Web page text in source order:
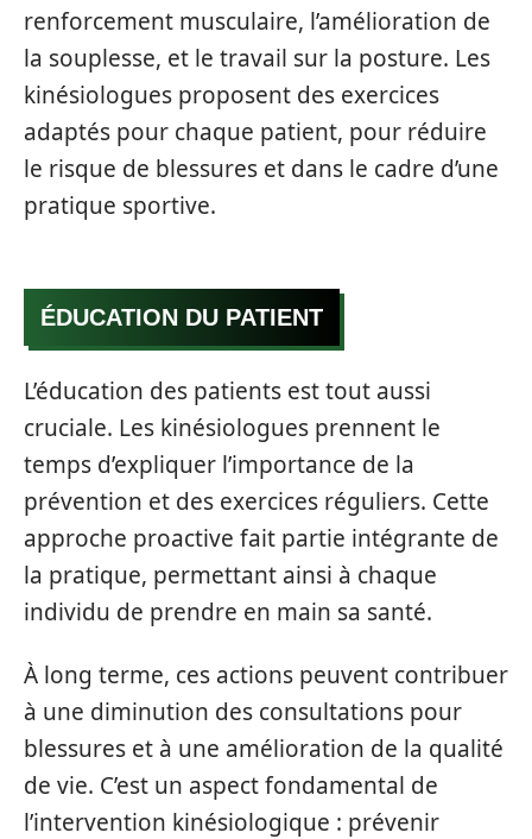
renforcement musculaire, l’amélioration de
la souplesse, et le travail sur la posture. Les
kinésiologues proposent des exercices
adaptés pour chaque patient, pour réduire
le risque de blessures et dans le cadre d’une
pratique sportive.
ÉDUCATION DU PATIENT
L’éducation des patients est tout aussi
cruciale. Les kinésiologues prennent le
temps d’expliquer l’importance de la
prévention et des exercices réguliers. Cette
approche proactive fait partie intégrante de
la pratique, permettant ainsi à chaque
individu de prendre en main sa santé.
À long terme, ces actions peuvent contribuer
à une diminution des consultations pour
blessures et à une amélioration de la qualité
de vie. C’est un aspect fondamental de
l’intervention kinésiologique : prévenir